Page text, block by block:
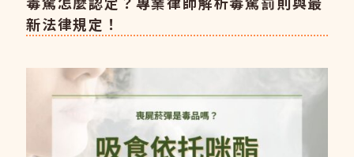
新法律規定！